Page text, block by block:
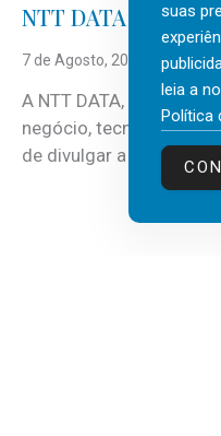
NTT DATA
7 de Agosto, 2026
A NTT DATA,
negócio, tecnologia e
de divulgar a mais
suas
leia a
Política